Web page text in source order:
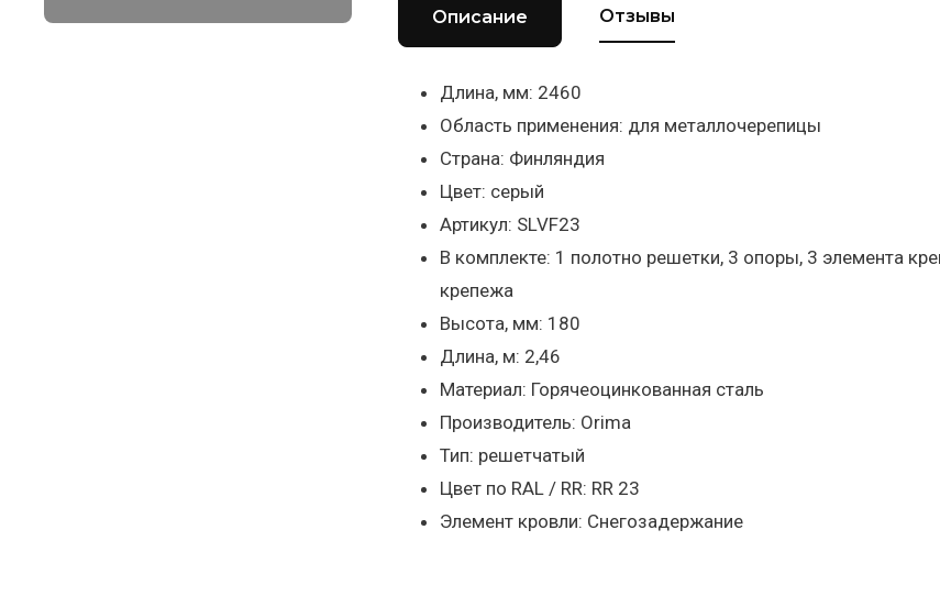
Описание Отзывы
Длина, мм: 2460
Область применения: для металлочерепицы
Страна: Финляндия
Цвет: серый
Артикул: SLVF23
В комплекте: 1 полотно решетки, 3 опоры, 3 элемента
крепежа
Высота, мм: 180
Длина, м: 2,46
Материал: Горячеоцинкованная сталь
Производитель: Orima
Тип: решетчатый
Цвет по RAL / RR: RR 23
Элемент кровли: Снегозадержание